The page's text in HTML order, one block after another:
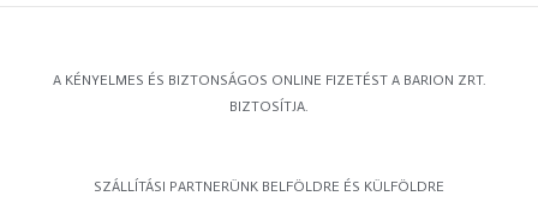
A KÉNYELMES ÉS BIZTONSÁGOS ONLINE FIZETÉST A BARION ZRT.
BIZTOSÍTJA.
SZÁLLÍTÁSI PARTNERÜNK BELFÖLDRE ÉS KÜLFÖLDRE